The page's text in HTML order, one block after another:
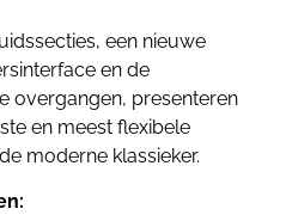
een nieuwe
en de
overgangen, presenteren
en meest flexibele
moderne klassieker.